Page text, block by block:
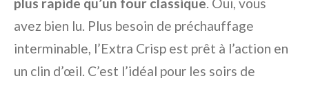
plus rapide qu’un four classique. Oui, vous
avez bien lu. Plus besoin de préchauffage
interminable, l’Extra Crisp est prêt à l’action en
un clin d’œil. C’est l’idéal pour les soirs de